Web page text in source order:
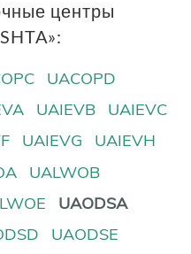
центры
UACOPD
UAIEVB
UAIEVC
UAIEVG
UAIEVH
UALWOB
UAODSA
UAODSE